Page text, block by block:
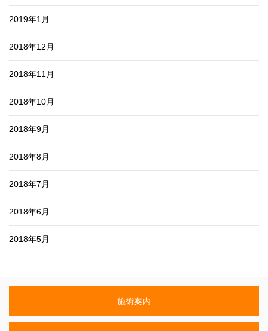
2019年1月
2018年12月
2018年11月
2018年10月
2018年9月
2018年8月
2018年7月
2018年6月
2018年5月
施術案内